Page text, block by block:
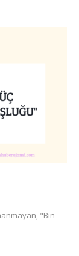
"Bin